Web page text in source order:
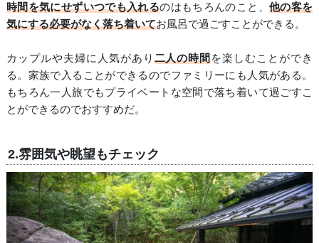
時間を気にせずいつでも入れるのはもちろんのこと、 他の客を
気にする必要がなく落ち着いてお風呂で過ごすことができる。
カップルや夫婦に人気があり 二人の時間を楽しむことができ
る。家族で入ることができるのでファミリーにも人気がある。
もちろん一人旅でもプライベートな空間で落ち着いて過ごすこ
とができるのでおすすめだ。
2.雰囲気や眺望もチェック